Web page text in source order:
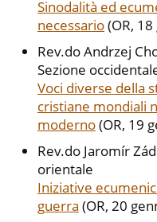
Sinodalità ed
necessario(OR,
Rev.do Andrzej
Sezione
Voci diverse della
cristiane mondiali
moderno(OR, 19
Rev.do Jaromír
orientale
Iniziative
guerra (OR, 20